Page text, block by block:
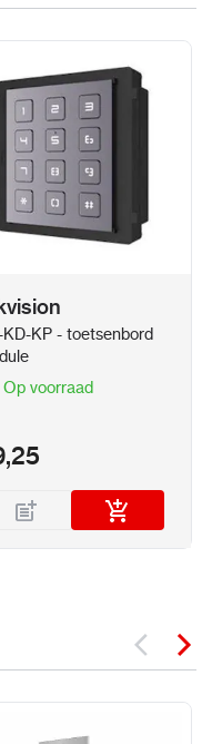
KD-KP - toetsenbord
Op voorraad